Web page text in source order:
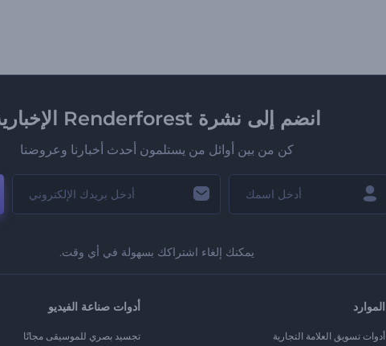
انضم إلى نشرة Renderforest الإخبارية
كن من بين أوائل من يستلمون أحدث أخبارنا وعروضنا
يمكنك إلغاء اشتراكك بسهولة في أي وقت.
الموارد
أدوات تسويق العلامة التجارية
أدوات صناعة الفيديو
تجسيد بصري للموسيقى مجانًا